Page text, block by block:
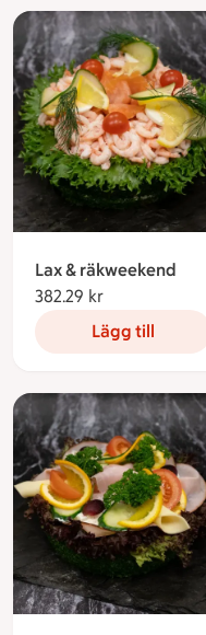
Lax & räkweekend
382.29 kr
Lägg till